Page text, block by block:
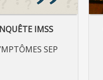
IMSS
SEP